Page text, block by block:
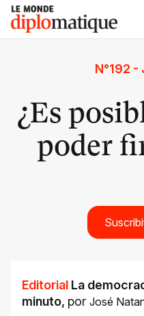
Skip
content
Le monde diplomatique
N°192 -
¿Es
poder
Editorial La
minuto, por José